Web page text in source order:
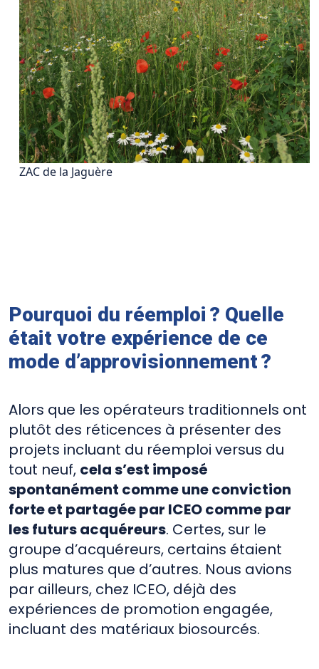
ZAC de la Jaguère
Pourquoi du réemploi ? Quelle
était votre expérience de ce
mode d’approvisionnement ?
Alors que les opérateurs traditionnels ont
plutôt des réticences à présenter des
projets incluant du réemploi versus du
tout neuf, cela s’est imposé
spontanément comme une conviction
forte et partagée par ICEO comme par
les futurs acquéreurs. Certes, sur le
groupe d’acquéreurs, certains étaient
plus matures que d’autres. Nous avions
par ailleurs, chez ICEO, déjà des
expériences de promotion engagée,
incluant des matériaux biosourcés.